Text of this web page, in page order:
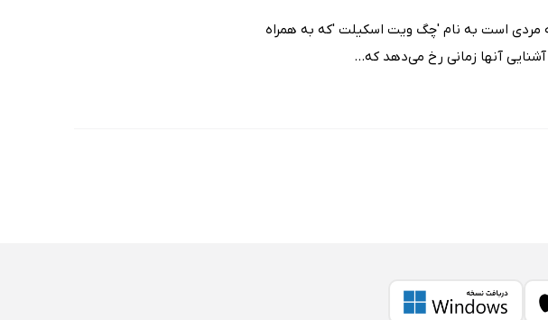
مردی است به نام 'چگ ویت اسکیلت 'که به همراه
آنها زمانی رخ می‌دهد که...